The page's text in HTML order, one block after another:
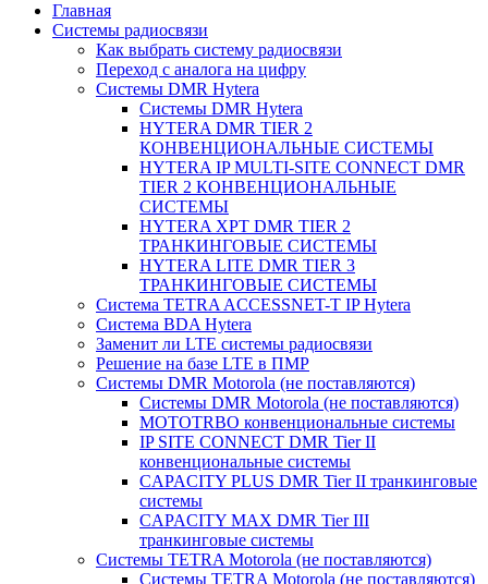
Главная
Системы радиосвязи
Как выбрать систему радиосвязи
Переход с аналога на цифру
Системы DMR Hytera
Системы DMR Hytera
HYTERA DMR TIER 2
КОНВЕНЦИОНАЛЬНЫЕ СИСТЕМЫ
HYTERA IP MULTI-SITE CONNECT DMR
TIER 2 КОНВЕНЦИОНАЛЬНЫЕ
СИСТЕМЫ
HYTERA XPT DMR TIER 2
ТРАНКИНГОВЫЕ СИСТЕМЫ
HYTERA LITE DMR TIER 3
ТРАНКИНГОВЫЕ СИСТЕМЫ
Система TETRA ACCESSNET-T IP Hytera
Система BDA Hytera
Заменит ли LTE системы радиосвязи
Решение на базе LTE в ПМР
Системы DMR Motorola (не поставляются)
Системы DMR Motorola (не поставляются)
MOTOTRBO конвенциональные системы
IP SITE CONNECT DMR Tier II
конвенциональные системы
CAPACITY PLUS DMR Tier II транкинговые
системы
CAPACITY MAX DMR Tier III
транкинговые системы
Системы TETRA Motorola (не поставляются)
Системы TETRA Motorola (не поставляются)